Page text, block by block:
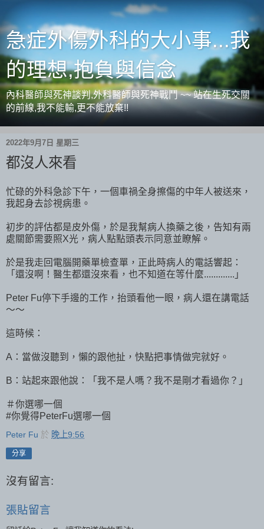
急症外傷外科的大小事...我
的理想,抱負與信念
內科醫師與死神談判,外科醫師與死神戰鬥 ~~ 站在生死交關
的前線,我不能輸,更不能放棄!!
2022年9月7日 星期三
都沒人來看
忙碌的外科急診下午，一個車禍全身擦傷的中年人被送來，
我起身去診視病患。
初步的評估都是皮外傷，於是我幫病人換藥之後，告知有兩
處關節需要照X光，病人點點頭表示同意並瞭解。
於是我走回電腦開藥單檢查單，正此時病人的電話響起：
「還沒啊！醫生都還沒來看，也不知道在等什麼.............」
Peter Fu停下手邊的工作，抬頭看他一眼，病人還在講電話
～～
這時候：
A：當做沒聽到，懶的跟他扯，快點把事情做完就好。
B：站起來跟他說：「我不是人嗎？我不是剛才看過你？」
＃你選哪一個
#你覺得PeterFu選哪一個
Peter Fu 於 晚上9:56
分享
沒有留言:
張貼留言